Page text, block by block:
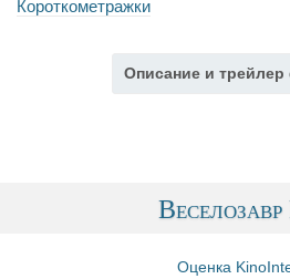
Короткометражки
Описание и
Веселозавр
Оценка